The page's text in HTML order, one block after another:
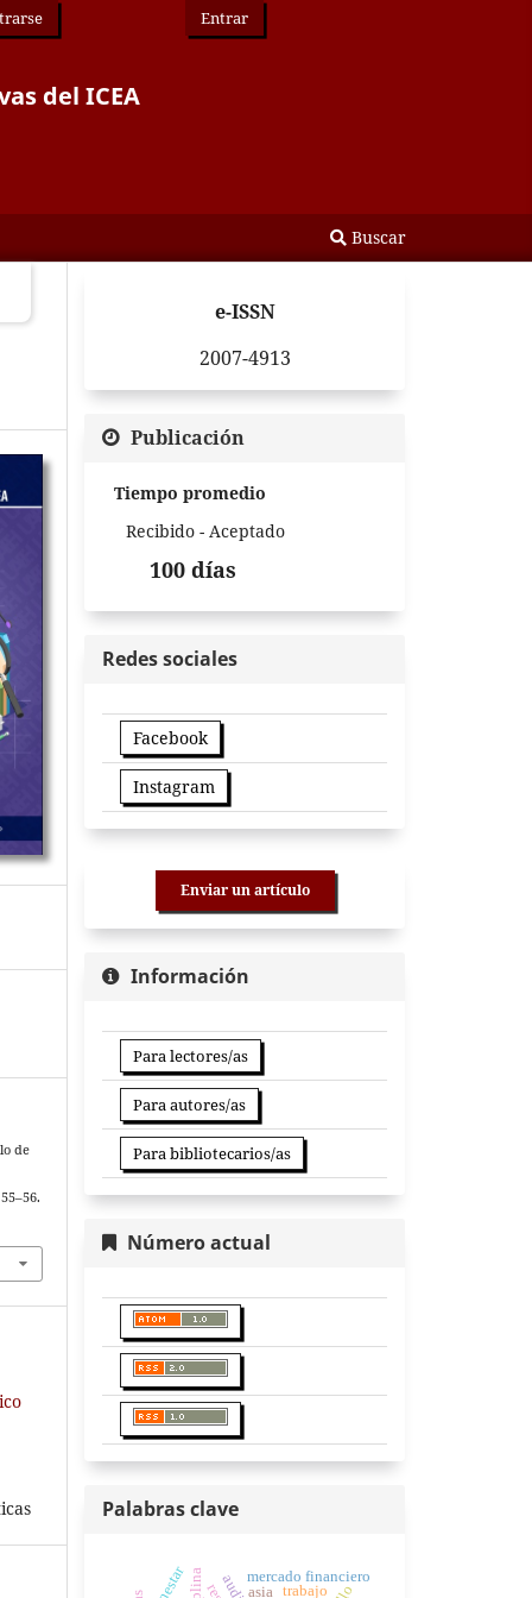
del ICEA
Buscar
Entrar
de
e-ISSN
2007-4913
Publicación
Tiempo promedio
Recibido - Aceptado
100 días
Redes sociales
Facebook
Instagram
Enviar un artículo
Información
Para lectores/as
Para autores/as
Para bibliotecarios/as
Número actual
Palabras clave
mercado financiero
asia trabajo